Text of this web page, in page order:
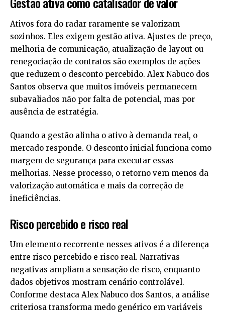
Ativos fora do radar raramente se valorizam
sozinhos. Eles exigem gestão ativa. Ajustes de preço,
melhoria de comunicação, atualização de layout ou
renegociação de contratos são exemplos de ações
que reduzem o desconto percebido. Alex Nabuco dos
Santos observa que muitos imóveis permanecem
subavaliados não por falta de potencial, mas por
ausência de estratégia.
Quando a gestão alinha o ativo à demanda real, o
mercado responde. O desconto inicial funciona como
margem de segurança para executar essas
melhorias. Nesse processo, o retorno vem menos da
valorização automática e mais da correção de
ineficiências.
Risco percebido e risco real
Um elemento recorrente nesses ativos é a diferença
entre risco percebido e risco real. Narrativas
negativas ampliam a sensação de risco, enquanto
dados objetivos mostram cenário controlável.
Conforme destaca Alex Nabuco dos Santos, a análise
criteriosa transforma medo genérico em variáveis